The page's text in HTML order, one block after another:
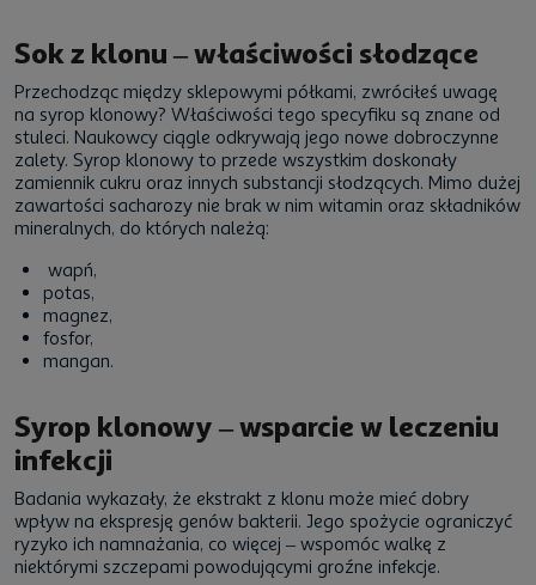
Sok z klonu – właściwości słodzące
Przechodząc między sklepowymi półkami, zwróciłeś uwagę
na syrop klonowy? Właściwości tego specyfiku są znane od
stuleci. Naukowcy ciągle odkrywają jego nowe dobroczynne
zalety. Syrop klonowy to przede wszystkim doskonały
zamiennik cukru oraz innych substancji słodzących. Mimo dużej
zawartości sacharozy nie brak w nim witamin oraz składników
mineralnych, do których należą:
wapń,
potas,
magnez,
fosfor,
mangan.
Syrop klonowy – wsparcie w leczeniu
infekcji
Badania wykazały, że ekstrakt z klonu może mieć dobry
wpływ na ekspresję genów bakterii. Jego spożycie ograniczyć
ryzyko ich namnażania, co więcej – wspomóc walkę z
niektórymi szczepami powodującymi groźne infekcje.